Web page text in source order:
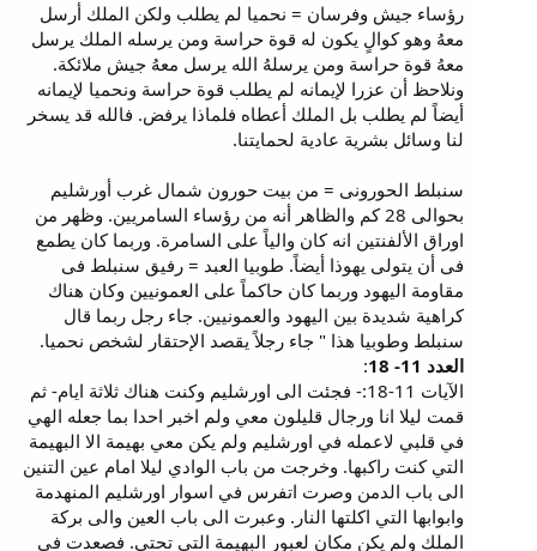
رؤساء جيش وفرسان = نحميا لم يطلب ولكن الملك أرسل
معهُ وهو كوالٍ يكون له قوة حراسة ومن يرسله الملك يرسل
معهُ قوة حراسة ومن يرسلهُ الله يرسل معهُ جيش ملائكة.
ونلاحظ أن عزرا لإيمانه لم يطلب قوة حراسة ونحميا لإيمانه
أيضاً لم يطلب بل الملك أعطاه فلماذا يرفض. فالله قد يسخر
لنا وسائل بشرية عادية لحمايتنا.
سنبلط الحورونى = من بيت حورون شمال غرب أورشليم
بحوالى 28 كم والظاهر أنه من رؤساء السامريين. وظهر من
اوراق الألفنتين انه كان والياً على السامرة. وربما كان يطمع
فى أن يتولى يهوذا أيضاً. طوبيا العبد = رفيق سنبلط فى
مقاومة اليهود وربما كان حاكماً على العمونيين وكان هناك
كراهية شديدة بين اليهود والعمونيين. جاء رجل ربما قال
سنبلط وطوبيا هذا " جاء رجلاً يقصد الإحتقار لشخص نحميا.
العدد 11- 18
:
الآيات 11-18:- فجئت الى اورشليم وكنت هناك ثلاثة ايام- ثم
قمت ليلا انا ورجال قليلون معي ولم اخبر احدا بما جعله الهي
في قلبي لاعمله في اورشليم ولم يكن معي بهيمة الا البهيمة
التي كنت راكبها. وخرجت من باب الوادي ليلا امام عين التنين
الى باب الدمن وصرت اتفرس في اسوار اورشليم المنهدمة
وابوابها التي اكلتها النار. وعبرت الى باب العين والى بركة
الملك ولم يكن مكان لعبور البهيمة التي تحتي. فصعدت في